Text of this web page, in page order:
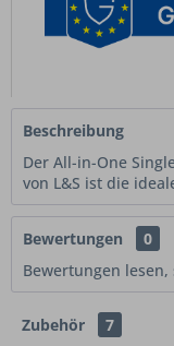
Beschreibung
Der All-in-One
von L&S ist die
Bewertungen
0
Bewertungen
Zubehör 7